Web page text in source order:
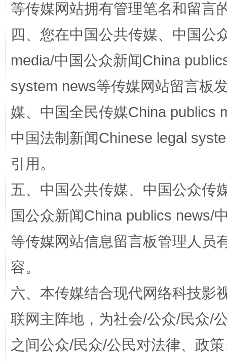
扯下公款旅游的“隐身衣” 如何以
等传媒网站拥有管理笔名和留言
四、您在中国公共传媒、中国公
media/中国公众新闻China
system news等传媒网站留言板
媒、中国全民传媒China publics
中国法制新闻Chinese legal
引用。
五、中国公共传媒、中国公众传
国公众新闻China publics news/
等传媒网站信息留言板管理人员
容。
六、本传媒结合现代网络科技影
联网主阵地，为社会/公众/民众/
之间公众/民众/公民对法律、政